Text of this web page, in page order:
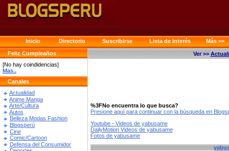
Inicio Directorio Suscribirse Lista de Interés
Más >>
Feliz Cumpleaños
[No hay coindidencias]
Mas..
Canales
Actualidad
Anime Manga
Arte/Cultura
Autos
Belleza Modas Fashion
Blogsperú
Cine
Comic/Cartoon
Defensa del Consumidor
Ver >>
%3FNo encuentra lo que busca?
Presione aquí para continuar con la búsqueda en
Youtube - Videos de yabusame
DailyMotion Videos de yabusame
Fotos de yabusame